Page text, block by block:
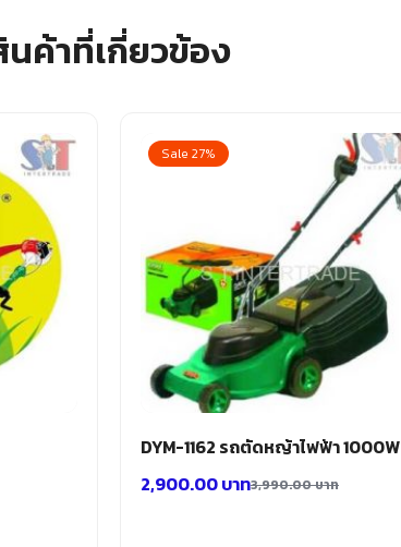
ค้าที่เกี่ยวข้อง
Sale 27%
DYM-1162 รถตัดหญ้าไฟฟ้า 1000W
3,990.00บาท
2,900.00บาท